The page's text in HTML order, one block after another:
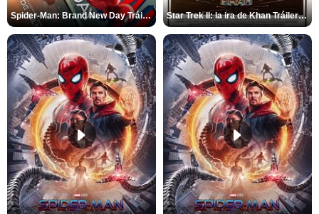
Spider-Man: Brand New Day Tráiler (3) Star Trek II: la ira de Khan Tráiler VO